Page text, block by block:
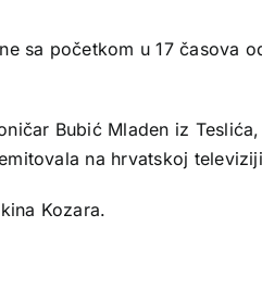
sa početkom u 17 časova
Bubić Mladen iz
na hrvatskoj
Kozara.